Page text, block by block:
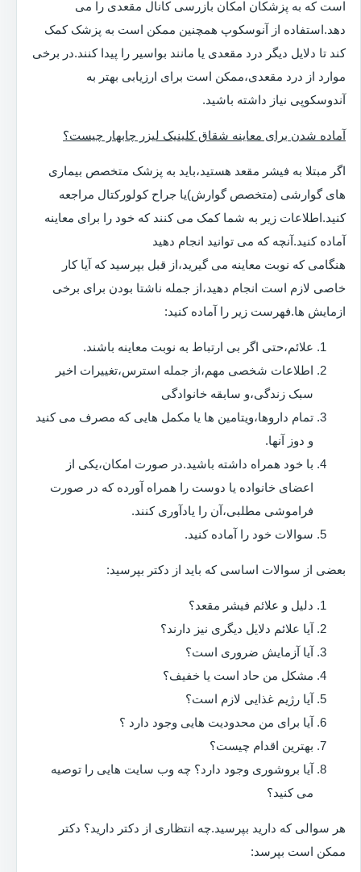
است که به پزشکان امکان بازرسی کانال مقعدی را می
دهد.استفاده از آنوسکوپ همچنین ممکن است به پزشک کمک
کند تا دلایل دیگر درد مقعدی یا مانند بواسیر را پیدا کنند.در برخی
موارد از درد مقعدی،ممکن است برای ارزیابی بهتر به
آندوسکوپی نیاز داشته باشید.
آماده شدن برای معاینه شقاق کلینیک لیزر چابهار چیست؟
اگر مبتلا به فیشر مقعد هستید،باید به پزشک متخصص بیماری
های گوارشی (متخصص گوارش)یا جراح کولورکتال مراجعه
کنید.اطلاعات زیر به شما کمک می کنند که خود را برای معاینه
آماده کنید.آنچه که می توانید انجام دهید
هنگامی که نوبت معاینه می گیرید،از قبل بپرسید که آیا کار
خاصی لازم است انجام دهید،از جمله ناشتا بودن برای برخی
ازمایش ها.فهرست زیر را آماده کنید:
علائم،حتی اگر بی ارتباط به نوبت معاینه باشند.
اطلاعات شخصی مهم،از جمله استرس،تغییرات اخیر
سبک زندگی،و سابقه خانوادگی
تمام داروها،ویتامین ها یا مکمل هایی که مصرف می کنید
و دوز آنها.
با خود همراه داشته باشید.در صورت امکان،یکی از
اعضای خانواده یا دوست را همراه آورده که در صورت
فراموشی مطلبی،آن را یادآوری کنند.
سوالات خود را آماده کنید.
بعضی از سوالات اساسی که باید از دکتر بپرسید:
دلیل و علائم فیشر مقعد؟
آیا علائم دلایل دیگری نیز دارند؟
آیا آزمایش ضروری است؟
مشکل من حاد است یا خفیف؟
آیا رژیم غذایی لازم است؟
آیا برای من محدودیت هایی وجود دارد ؟
بهترین اقدام چیست؟
آیا بروشوری وجود دارد؟ چه وب سایت هایی را توصیه
می کنید؟
هر سوالی که دارید بپرسید.چه انتظاری از دکتر دارید؟ دکتر
ممکن است بپرسد: